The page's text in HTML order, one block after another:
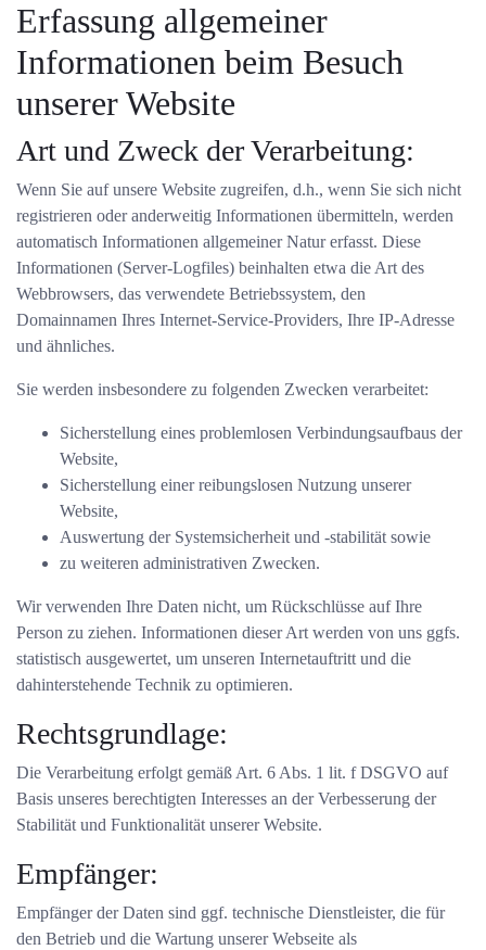
Erfassung allgemeiner
Informationen beim Besuch
unserer Website
Art und Zweck der Verarbeitung:
Wenn Sie auf unsere Website zugreifen, d.h., wenn Sie sich nicht
registrieren oder anderweitig Informationen übermitteln, werden
automatisch Informationen allgemeiner Natur erfasst. Diese
Informationen (Server-Logfiles) beinhalten etwa die Art des
Webbrowsers, das verwendete Betriebssystem, den
Domainnamen Ihres Internet-Service-Providers, Ihre IP-Adresse
und ähnliches.
Sie werden insbesondere zu folgenden Zwecken verarbeitet:
Sicherstellung eines problemlosen Verbindungsaufbaus der
Website,
Sicherstellung einer reibungslosen Nutzung unserer
Website,
Auswertung der Systemsicherheit und -stabilität sowie
zu weiteren administrativen Zwecken.
Wir verwenden Ihre Daten nicht, um Rückschlüsse auf Ihre
Person zu ziehen. Informationen dieser Art werden von uns ggfs.
statistisch ausgewertet, um unseren Internetauftritt und die
dahinterstehende Technik zu optimieren.
Rechtsgrundlage:
Die Verarbeitung erfolgt gemäß Art. 6 Abs. 1 lit. f DSGVO auf
Basis unseres berechtigten Interesses an der Verbesserung der
Stabilität und Funktionalität unserer Website.
Empfänger:
Empfänger der Daten sind ggf. technische Dienstleister, die für
den Betrieb und die Wartung unserer Webseite als